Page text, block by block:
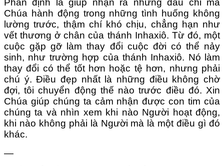
Phân định là giúp nhận ra những dấu chỉ mà
Chúa hành động trong những tình huống không
lường trước, thậm chí khó chịu, chẳng hạn như
vết thương ở chân của thánh Inhaxiô. Từ đó, một
cuộc gặp gỡ làm thay đổi cuộc đời có thể nảy
sinh, như trường hợp của thánh Inhaxiô. Nó làm
thay đổi có thể tốt hơn hoặc tệ hơn, nhưng phải
chú ý. Điều đẹp nhất là những điều không chờ
đợi, tôi chuyển động thế nào trước điều đó. Xin
Chúa giúp chúng ta cảm nhận được con tim của
chúng ta và nhìn xem khi nào Người hoạt động,
khi nào không phải là Người mà là một điều gì đó
khác.
—